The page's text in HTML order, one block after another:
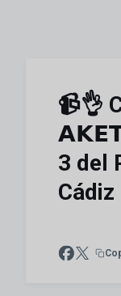
📹👌
3 del